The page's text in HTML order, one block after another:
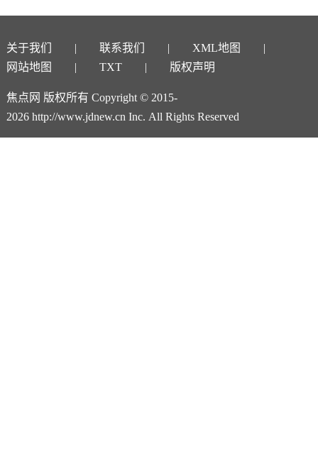
关于我们 联系我们
XML地图
网站地图
TXT 版权声明
焦点网 版权所有 Copyright © 2015-
2026 http://www.jdnew.cn Inc. All Rights Reserved